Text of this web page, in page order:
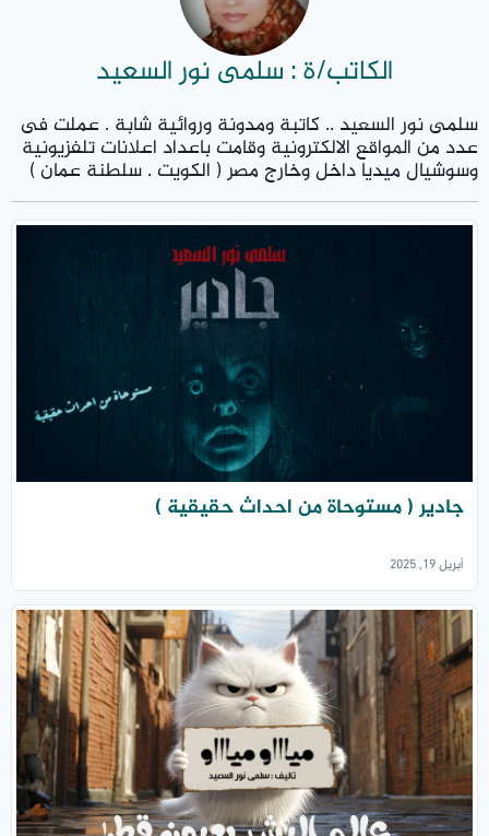
الكاتب/ة : سلمى نور السعيد
سلمى نور السعيد .. كاتبة ومدونة وروائية شابة . عملت فى
عدد من المواقع الالكترونية وقامت باعداد اعلانات تلفزيونية
وسوشيال ميديا داخل وخارج مصر ( الكويت . سلطنة عمان )
جادير ( مستوحاة من احداث حقيقية )
أبريل 19, 2025